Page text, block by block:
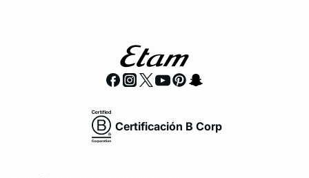
Certificación B Corp